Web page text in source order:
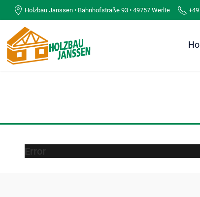
Holzbau Janssen • Bahnhofstraße 93 • 49757 Werlte
Error